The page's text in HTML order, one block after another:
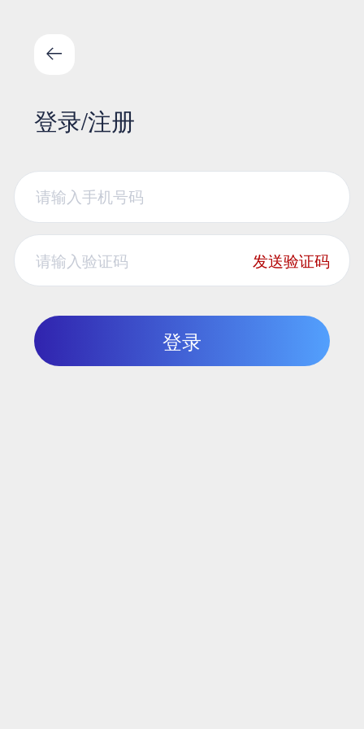
登录/注册
发送验证码
登录